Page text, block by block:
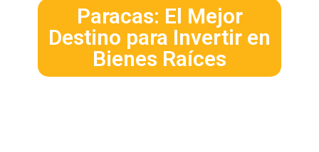
Paracas: El Mejor
Destino para Invertir en
Bienes Raíces